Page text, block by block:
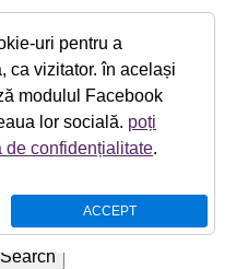
uri pentru a
ca vizitator. în același
modulul Facebook
lor socială. poți
de confidențialitate.
ACCEPT